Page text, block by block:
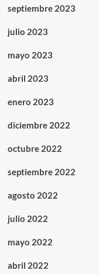
septiembre 2023
julio 2023
mayo 2023
abril 2023
enero 2023
diciembre 2022
octubre 2022
septiembre 2022
agosto 2022
julio 2022
mayo 2022
abril 2022